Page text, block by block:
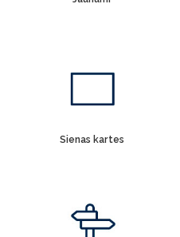
Sienas kartes